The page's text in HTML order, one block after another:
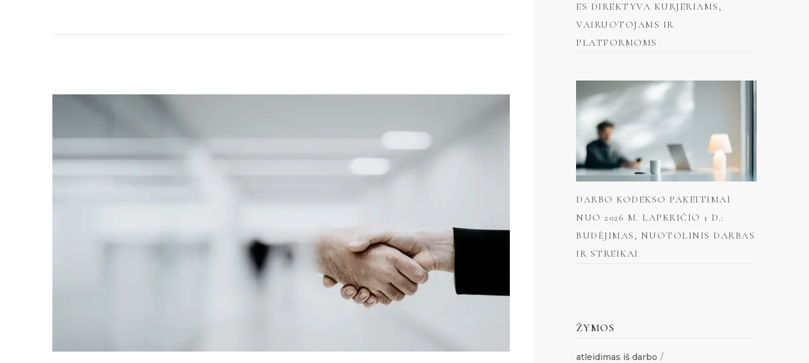
ES DIREKTYVA KURJERIAMS,
VAIRUOTOJAMS IR
PLATFORMOMS
DARBO KODEKSO PAKEITIMAI
NUO 2026 M. LAPKRIČIO 1 D.:
BUDĖJIMAS, NUOTOLINIS DARBAS
IR STREIKAI
ŽYMOS
atleidimas iš darbo